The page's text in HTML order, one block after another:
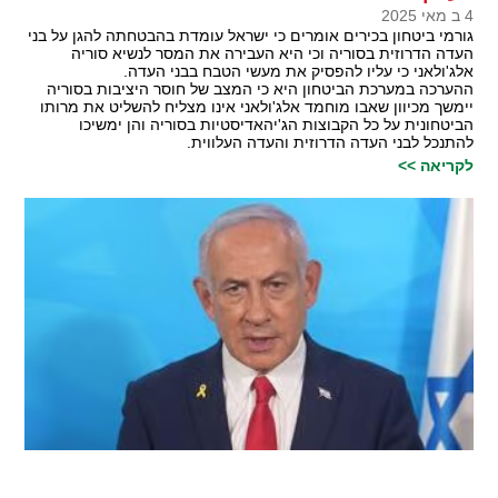
4 ב מאי 2025
גורמי ביטחון בכירים אומרים כי ישראל עומדת בהבטחתה להגן על בני
העדה הדרוזית בסוריה וכי היא העבירה את המסר לנשיא סוריה
אלג'ולאני כי עליו להפסיק את מעשי הטבח בבני העדה.
ההערכה במערכת הביטחון היא כי המצב של חוסר היציבות בסוריה
יימשך מכיוון שאבו מוחמד אלג'ולאני אינו מצליח להשליט את מרותו
הביטחונית על כל הקבוצות הג'יהאדיסטיות בסוריה והן ימשיכו
להתנכל לבני העדה הדרוזית והעדה העלווית.
לקריאה >>